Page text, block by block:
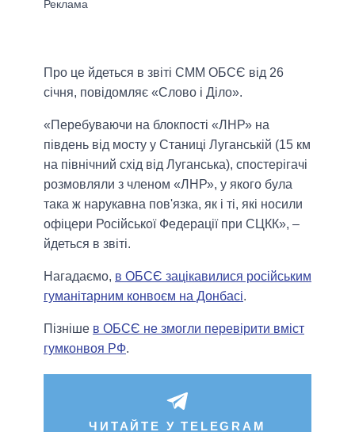
Про це йдеться в звіті СММ ОБСЄ від 26
січня, повідомляє «Слово і Діло».
«Перебуваючи на блокпості «ЛНР» на
південь від мосту у Станиці Луганській (15 км
на північний схід від Луганська), спостерігачі
розмовляли з членом «ЛНР», у якого була
така ж нарукавна пов'язка, як і ті, які носили
офіцери Російської Федерації при СЦКК», –
йдеться в звіті.
Нагадаємо, в ОБСЄ зацікавилися російським
гуманітарним конвоєм на Донбасі.
Пізніше в ОБСЄ не змогли перевірити вміст
гумконвоя РФ.
ЧИТАЙТЕ У TELEGRAM